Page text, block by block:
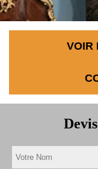
VOIR